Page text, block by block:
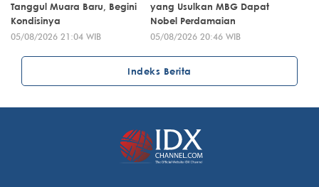
Tanggul Muara Baru, Begini
Kondisinya
05/08/2026 21:04 WIB
yang Usulkan MBG Dapat
Nobel Perdamaian
05/08/2026 20:46 WIB
Indeks Berita